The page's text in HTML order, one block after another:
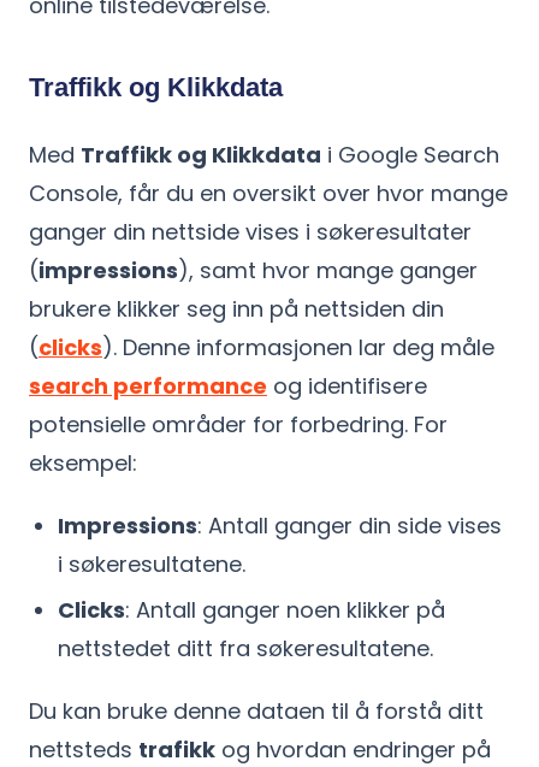
Traffikk og Klikkdata
Med Traffikk og Klikkdata i Google Search
Console, får du en oversikt over hvor mange
ganger din nettside vises i søkeresultater
(impressions), samt hvor mange ganger
brukere klikker seg inn på nettsiden din
(clicks). Denne informasjonen lar deg måle
search performance og identifisere
potensielle områder for forbedring. For
eksempel:
Impressions: Antall ganger din side vises
i søkeresultatene.
Clicks: Antall ganger noen klikker på
nettstedet ditt fra søkeresultatene.
Du kan bruke denne dataen til å forstå ditt
nettsteds trafikk og hvordan endringer på